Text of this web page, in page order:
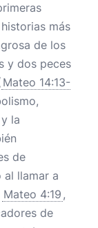
más
de los
y dos peces
Mateo 14:13-
la
de
al llamar a
Mateo 4:19 ,
de